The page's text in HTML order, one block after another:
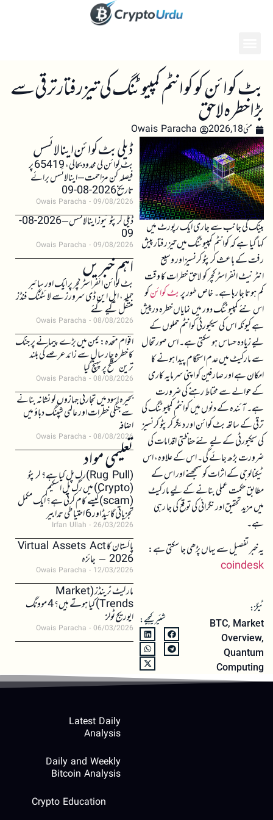
بٹ کوائن کو کوانٹم کمپیوٹنگ کی تیز رفتار ترقی سے
بڑا خطرہ لاحق
مئی 18, 2026 Owais Paracha
بینک کی جانب سے جاری ایک رپورٹ میں
کہا گیا ہے کہ کوانٹم کمپیوٹنگ میں تیز رفتار پیش
رفت کے باعث کرپٹو کرنسیز اور وسیع
انٹرنیٹ انفراسٹرکچر کو لاحق خطرات کا وقت
کم ہوتا جا رہا ہے۔ خاص طور پربٹ کوائنکو
اس نئے کمپیوٹنگ دور میں نمایاں خطرہ درپیش
ہے کیونکہ اس کی سیکیورٹی کوانٹم حملوں کے
لیے زیادہ حساس ہو سکتی ہے۔ اس صورتحال
سے مارکیٹ میں عدم استحکام پیدا ہونے کا
امکان ہے اور صارفین کو اپنی سرمایہ کاری
کے حوالے سے محتاط رہنے کی ضرورت
ہے۔ آئندہ کے دنوں میں کوانٹم کمپیوٹنگ کی
ترقی کے ساتھ بٹ کوائن اور دیگر کرپٹو کرنسیز
کی سیکیورٹی کے لیے نئے حفاظتی اقدامات کی
ضرورت بڑھ جائے گی۔ اس کے علاوہ، اس
ٹیکنالوجی کے اثرات کو سمجھنے اور اس کے
مطابق حکمت عملی بنانے کے لیے مارکیٹ
میں مزید تحقیق اور نگرانی کی توقع کی جا رہی
ہے۔
یہ خبر تفصیل سے یہاں پڑھی جا سکتی ہے:
coindesk
ٹیگز:
BTC, Market
Overview,
Quantum
Computing
شئیر کیجیے:
ڈیلی بٹ کوائن اینالائسس
بٹ کوائن کی محدود بحالی، 65419 پر
فیصلہ کن مزاحمت – اینالائسس برائے
تاریخ 2026-08-09
Owais Paracha 09/08/2026
ڈیلی کرپٹو نیوز اینالائسس – 2026-08-
09
Owais Paracha 09/08/2026
اہم خبریں
بٹ کوائن انفراسٹرکچر پر ایک اور سائبر
حملہ، ایل این ڈی سرورز سے لائٹننگ فنڈز
منتقل کیے گئے
Owais Paracha 08/08/2026
اقوام متحدہ: یمن میں بڑے پیمانے پر جنگ
کا خطرہ چار سال سے زائد عرصے کی بلند
ترین سطح پر پہنچ گیا
Owais Paracha 08/08/2026
بحیرہ اسود میں تجارتی جہازوں کو نشانہ بنانے
سے جنگی خطرات اور عالمی شپنگ دباؤ میں
اضافہ
Owais Paracha 08/08/2026
تعلیمی مواد(Rug Pull)رگ پل کیا ہے؟ کرپٹو
(Crypto) میں رگ پل اسکیم
(scam)کیسے کام کرتی ہے؟ ایک مکمل
تجزیاتی گائیڈ اور 6 احتیاطی تدابیر
Irfan Ullah 26/03/2026
پاکستان کا Virtual Assets Act
2026 – جائزہ
Owais Paracha 12/03/2026
مارکیٹ ٹرینڈز (Market
Trends) کیا ہوتے ہیں؟ 4 موونگ
ایوریج ٹولز
Owais Paracha 06/03/2026
Latest Daily
Analysis
Daily and Weekly
Bitcoin Analysis
Crypto Education